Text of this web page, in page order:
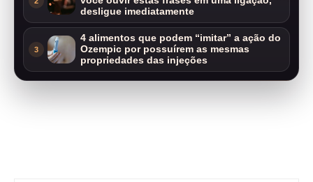
desligue imediatamente
3
4 alimentos que podem “imitar” a ação do
Ozempic por possuírem as mesmas
propriedades das injeções